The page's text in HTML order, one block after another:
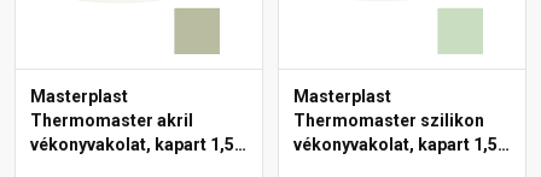
Masterplast
Thermomaster akril
vékonyvakolat, kapart 1,5
Masterplast
Thermomaster szilikon
vékonyvakolat, kapart 1,5